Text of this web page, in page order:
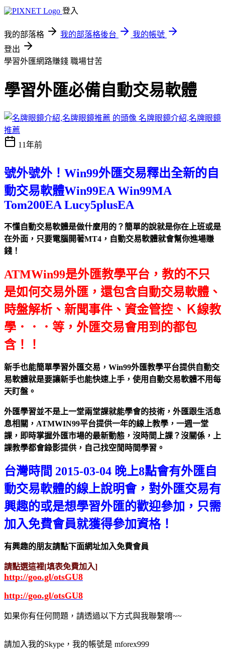
登入
我的部落格 我的部落格後台
我的帳號
登出
學習外匯網路賺錢 職場甘苦
學習外匯必備自動交易軟體
名牌眼鏡介紹,名牌眼鏡
推薦
11年前
號外號外！Win99外匯交易釋出全新的自
動交易軟體Win99EA Win99MA
Tom200EA Lucy5plusEA
不懂自動交易軟體是做什麼用的？簡單的說就是你在上班或是
在外面，只要電腦開著MT4，自動交易軟體就會幫你進場賺
錢！
ATMWin99是外匯教學平台，教的不只
是如何交易外匯，還包含自動交易軟體、
時盤解析、新聞事件、資金管控、Ｋ線教
學．．．等，外匯交易會用到的都包
含！！
新手也能簡單學習外匯交易，Win99外匯教學平台提供自動交
易軟體就是要讓新手也能快速上手，使用自動交易軟體不用每
天盯盤。
外匯學習並不是上一堂兩堂課就能學會的技術，外匯跟生活息
息相關，ATMWIN99平台提供一年的線上教學，一週一堂
課，即時掌握外匯市場的最新動態，沒時間上課？沒關係，上
課教學都會錄影提供，自己找空閒時間學習。
台灣時間 2015-03-04 晚上8點會有外匯自
動交易軟體的線上說明會，對外匯交易有
興趣的或是想學習外匯的歡迎參加，只需
加入免費會員就獲得參加資格！
有興趣的朋友請點下面網址加入免費會員
請點選這裡[填表免費加入]
http://goo.gl/otsGU8
http://goo.gl/otsGU8
如果你有任何問題，請透過以下方式與我聯繫唷~~
請加入我的Skype，我的帳號是 mforex999